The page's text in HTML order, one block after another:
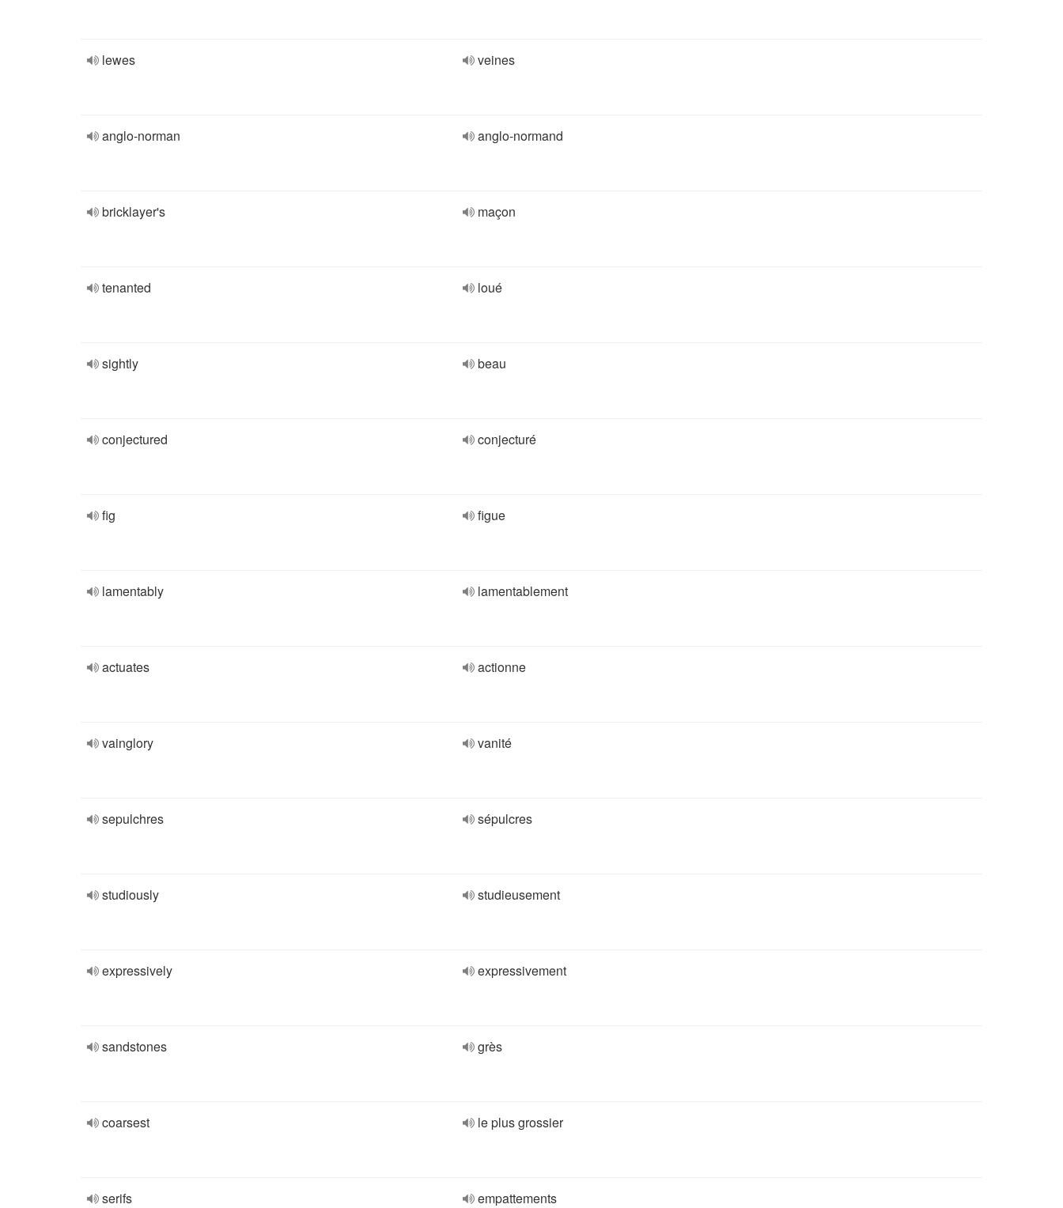
lewes veines
anglo-norman anglo-normand
bricklayer's maçon
tenanted loué
sightly beau
conjectured conjecturé
fig figue
lamentably lamentablement
actuates actionne
vainglory vanité
sepulchres sépulcres
studiously studieusement
expressively expressivement
sandstones grès
coarsest le plus grossier
serifs empattements